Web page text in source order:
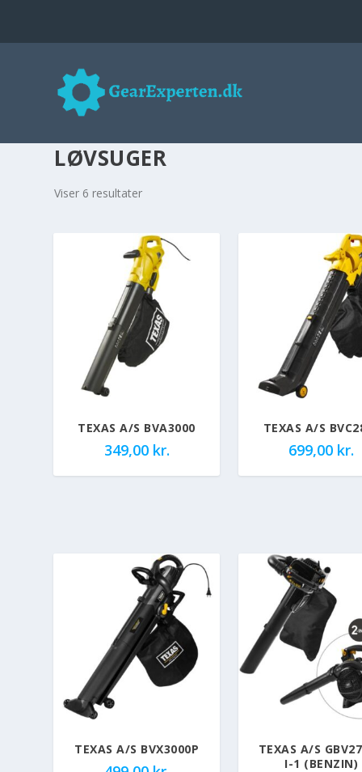
LØVSUGER
Viser 6 resultater
TEXAS A/S BVA3000
349,00 kr.
TEXAS A/S
699,00 kr.
TEXAS A/S BVX3000P
TEXAS A/S
I-1 (BENZIN)